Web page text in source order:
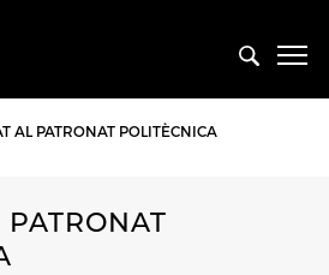
AL PATRONAT POLITÈCNICA